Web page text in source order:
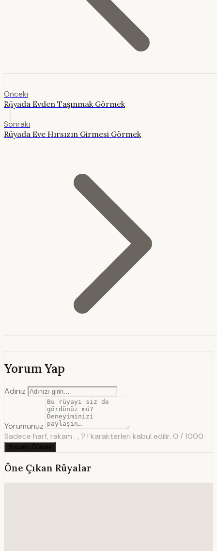
Önceki
Rüyada Evden Taşınmak Görmek
Sonraki
Rüyada Eve Hırsızın Girmesi Görmek
Yorum Yap
Adınız
Yorumunuz
Sadece harf, rakam . , ? ! karakterleri kabul edilir. 0 / 1000
Yorumu Gönder
Öne Çıkan Rüyalar